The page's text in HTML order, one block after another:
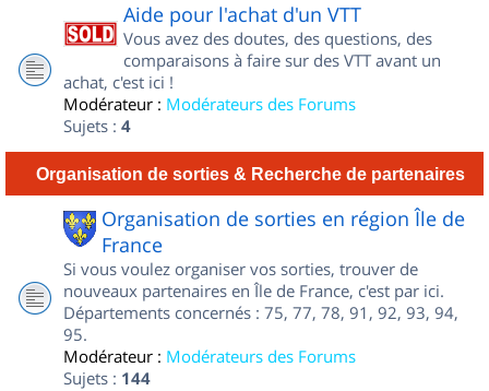
Aide pour l'achat d'un VTT
Vous avez des doutes, des questions, des
comparaisons à faire sur des VTT avant un
achat, c'est ici !
Modérateur : Modérateurs des Forums
Sujets : 4
Organisation de sorties & Recherche de partenaires
Organisation de sorties en région Île de
France
Si vous voulez organiser vos sorties, trouver de
nouveaux partenaires en Île de France, c'est par ici.
Départements concernés : 75, 77, 78, 91, 92, 93, 94,
95.
Modérateur : Modérateurs des Forums
Sujets : 144